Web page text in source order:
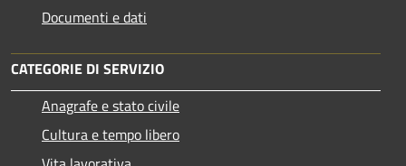
Documenti e dati
CATEGORIE DI SERVIZIO
Anagrafe e stato civile
Cultura e tempo libero